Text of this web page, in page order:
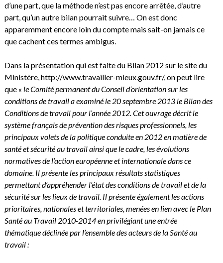
d’une part, que la méthode n’est pas encore arrêtée, d’autre
part, qu’un autre bilan pourrait suivre… On est donc
apparemment encore loin du compte mais sait-on jamais ce
que cachent ces termes ambigus.
Dans la présentation qui est faite du Bilan 2012 sur le site du
Ministère,http://www.travailler-mieux.gouv.fr/, on peut lire
que « le Comité permanent du Conseil d’orientation sur les
conditions de travail a examiné le 20 septembre 2013 le Bilan des
Conditions de travail pour l’année 2012. Cet ouvrage décrit le
système français de prévention des risques professionnels, les
principaux volets de la politique conduite en 2012 en matière de
santé et sécurité au travail ainsi que le cadre, les évolutions
normatives de l’action européenne et internationale dans ce
domaine. Il présente les principaux résultats statistiques
permettant d’appréhender l’état des conditions de travail et de la
sécurité sur les lieux de travail. Il présente également les actions
prioritaires, nationales et territoriales, menées en lien avec le Plan
Santé au Travail 2010-2014 en privilégiant une entrée
thématique déclinée par l’ensemble des acteurs de la Santé au
travail :